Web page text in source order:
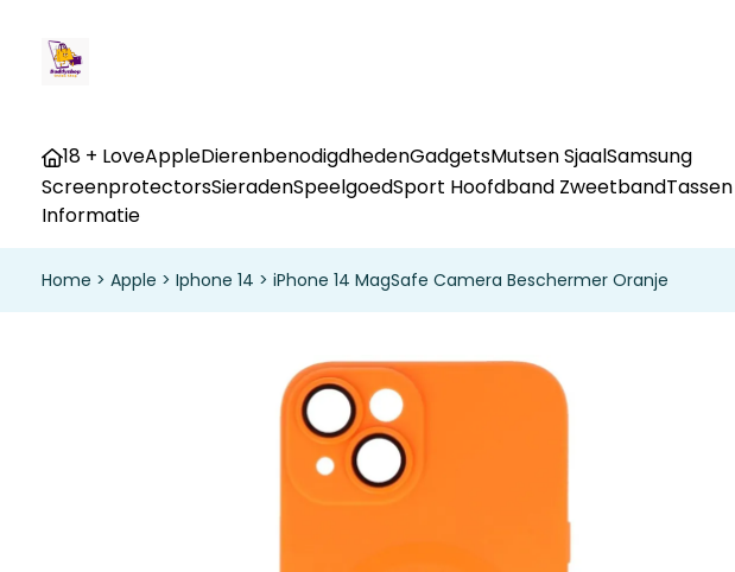
18 + LoveAppleDierenbenodigdhedenGadgetsMutsen SjaalSamsung
ScreenprotectorsSieradenSpeelgoedSport Hoofdband ZweetbandTassen
Informatie
Home > Apple > Iphone 14 > iPhone 14 MagSafe Camera Beschermer Oranje